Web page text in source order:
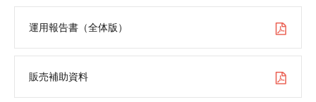
運用報告書（全体版）
販売補助資料